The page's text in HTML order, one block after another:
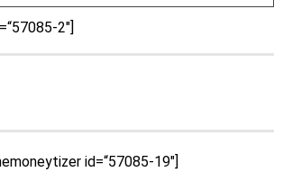
2″]
id=“57085-19″]